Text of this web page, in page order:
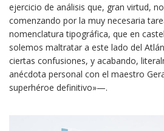
ejercicio de análisis que, gran virtud,
comenzando por la muy necesaria
nomenclatura tipográfica, que en
solemos maltratar a este lado del
ciertas confusiones, y acabando,
anécdota personal con el maestro
superhéroe definitivo»—.